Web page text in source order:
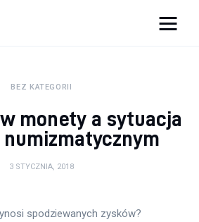
BEZ KATEGORII
monety a sytuacja
numizmatycznym
3 STYCZNIA, 2018
spodziewanych zysków?